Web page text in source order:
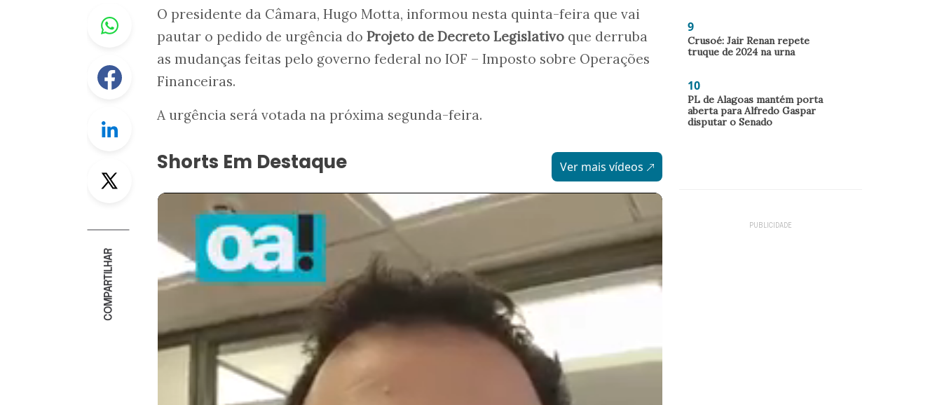
Whastapp
Facebook
Linkedin
Twitter
COMPARTILHAR
O presidente da Câmara, Hugo Motta, informou nesta quinta-feira que vai
pautar o pedido de urgência do Projeto de Decreto Legislativo que derruba
as mudanças feitas pelo governo federal no IOF – Imposto sobre Operações
Financeiras.
A urgência será votada na próxima segunda-feira.
Shorts Em Destaque Ver mais vídeos
9
Crusoé: Jair Renan repete
truque de 2024 na urna
10
PL de Alagoas mantém porta
aberta para Alfredo Gaspar
disputar o Senado